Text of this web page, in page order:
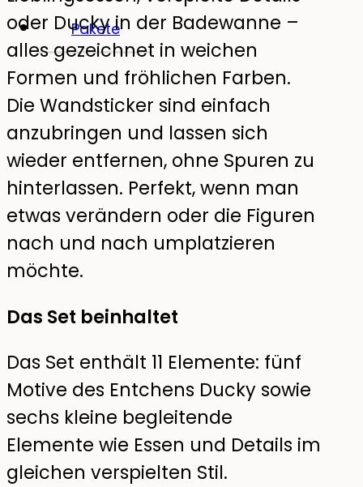
Pakete
oder Ducky in der Badewanne –
alles gezeichnet in weichen
Formen und fröhlichen Farben.
Die Wandsticker sind einfach
anzubringen und lassen sich
wieder entfernen, ohne Spuren zu
hinterlassen. Perfekt, wenn man
etwas verändern oder die Figuren
nach und nach umplatzieren
möchte.
Das Set beinhaltet
Das Set enthält 11 Elemente: fünf
Motive des Entchens Ducky sowie
sechs kleine begleitende
Elemente wie Essen und Details im
gleichen verspielten Stil.